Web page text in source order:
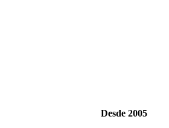
Desde 2005